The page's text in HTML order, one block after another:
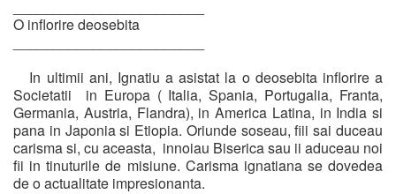
O inflorire deosebita
In ultimii ani, Ignatiu a asistat la o deosebita inflorire a
Societatii in Europa ( Italia, Spania, Portugalia, Franta,
Germania, Austria, Flandra), in America Latina, in India si
pana in Japonia si Etiopia. Oriunde soseau, fiii sai duceau
carisma si, cu aceasta, innoiau Biserica sau ii aduceau noi
fii in tinuturile de misiune. Carisma ignatiana se dovedea
de o actualitate impresionanta.